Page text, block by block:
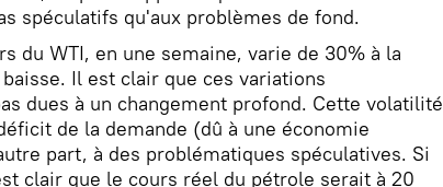
spéculatifs qu'aux problèmes de fond.
du WTI, en une semaine, varie de 30% à la
Il est clair que ces variations
dues à un changement profond. Cette volatilité
de la demande (dû à une économie
part, à des problématiques spéculatives. Si
clair que le cours réel du pétrole serait à 20